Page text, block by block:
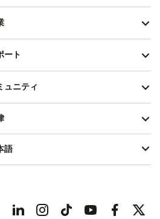
ート
ュニティ
語